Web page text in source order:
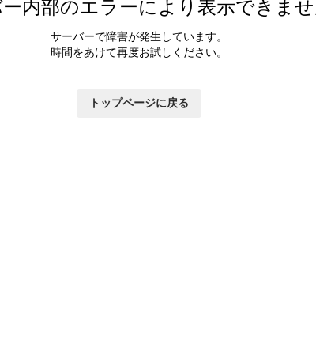
内部のエラーにより表示できま
サーバーで障害が発生しています。
時間をあけて再度お試しください。
トップページに戻る